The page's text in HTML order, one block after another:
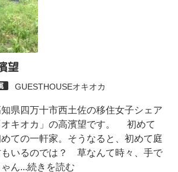
望
GUESTHOUSEオキオカ
県四万十市西土佐の移住女子シェア
オキオカ」の高濱望です。 初めて
ての一軒家。そうなると、初めて庭
もいるのでは？ 草なんて時々、手で
ん...続きを読む